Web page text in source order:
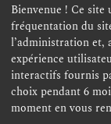
ESPACE
Bienvenue ! Ce
fréquentation du
l’administration et,
expérience
interactifs fournis
choix pendant 6
moment en vous